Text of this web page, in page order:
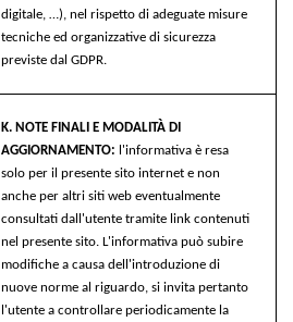
digitale, …), nel rispetto di adeguate misure
tecniche ed organizzative di sicurezza
previste dal GDPR.
K. NOTE FINALI E MODALITÀ DI
AGGIORNAMENTO: l'informativa è resa
solo per il presente sito internet e non
anche per altri siti web eventualmente
consultati dall'utente tramite link contenuti
nel presente sito. L'informativa può subire
modifiche a causa dell'introduzione di
nuove norme al riguardo, si invita pertanto
l'utente a controllare periodicamente la